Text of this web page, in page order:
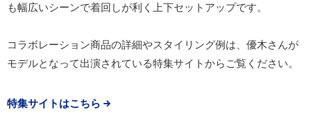
も幅広いシーンで着回しが利く上下セットアップです。
コラボレーション商品の詳細やスタイリング例は、優木さんが
モデルとなって出演されている特集サイトからご覧ください。
特集サイトはこちら